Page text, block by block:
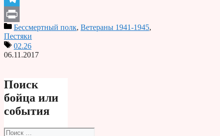
Telegram
PrintБессмертный полк, Ветераны 1941-1945,
Пестяки
02.26
06.11.2017
Поиск
бойца или
события
Поиск: